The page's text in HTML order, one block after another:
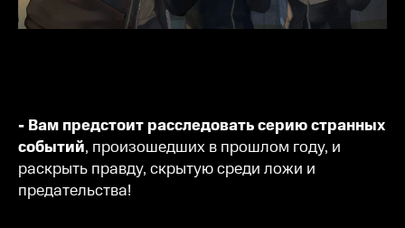
- Вам предстоит расследовать серию странных
событий, произошедших в прошлом году, и
раскрыть правду, скрытую среди ложи и
предательства!